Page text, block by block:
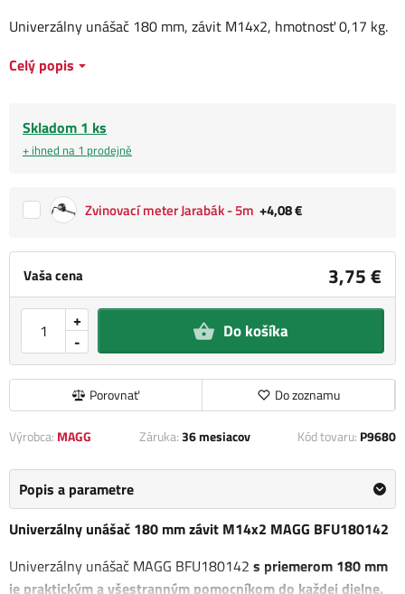
Vaša cena 3,75 €
-
+ Do košíka
Porovnať Do zoznamu
Univerzálny unášač 180 mm, závit M14x2, hmotnosť 0,17 kg.
Celý popis
Skladom 1 ks
+ ihned na 1 prodejně
Zvinovací meter Jarabák - 5m +4,08 €
Výrobca: MAGG Záruka:36 mesiacov Kód tovaru: P9680
Popis a parametre
Univerzálny unášač 180 mm závit M14x2 MAGG BFU180142
Univerzálny unášač MAGG BFU180142 s priemerom 180 mm
je praktickým a všestranným pomocníkom do každej dielne.